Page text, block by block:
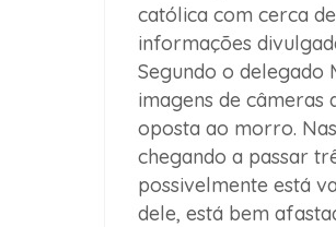
católica com cerca
informações
Segundo o delegado
imagens de
oposta ao morro.
chegando a passar
possivelmente está
dele, está bem